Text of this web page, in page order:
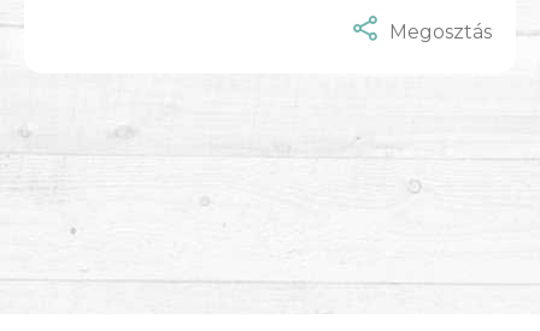
Megosztás